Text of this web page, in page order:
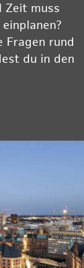
Zeit muss
Fragen rund
du in den